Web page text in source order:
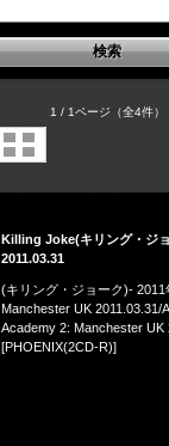
1 / 1ページ（全4件）
Killing Joke(キリング・ジ
2011.03.31
(キリング・ジョーク)-
Manchester UK 2011.03.31/
Academy 2: Manchester UK
[PHOENIX(2CD-R)]